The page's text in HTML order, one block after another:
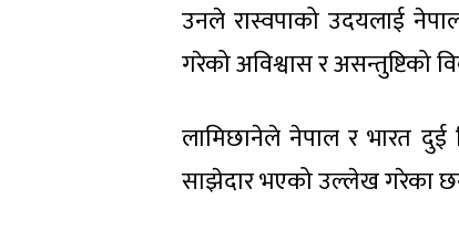
उनले रास्वपाको उदयलाई
गरेको अविश्वास र असन्तुष्टिको
लामिछानेले नेपाल र भारत
साझेदार भएको उल्लेख गरेका